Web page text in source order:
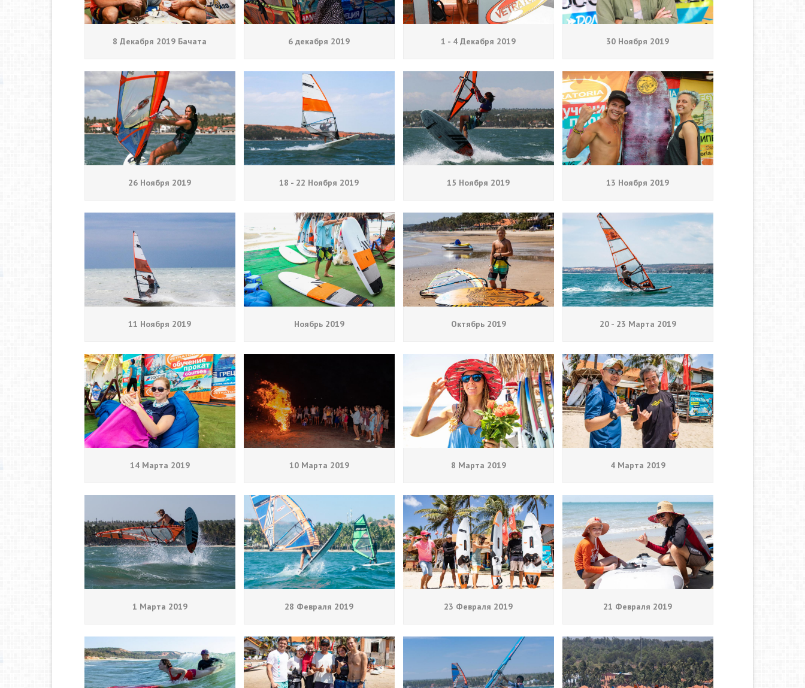
8 Декабря 2019 Бачата 6 декабря 2019 1 - 4 Декабря 2019 30 Ноября 2019
26 Ноября 2019 18 - 22 Ноября 2019 15 Ноября 2019 13 Ноября 2019
11 Ноября 2019 Ноябрь 2019 Октябрь 2019 20 - 23 Марта 2019
14 Марта 2019 10 Марта 2019 8 Марта 2019 4 Марта 2019
1 Марта 2019 28 Февраля 2019 23 Февраля 2019 21 Февраля 2019